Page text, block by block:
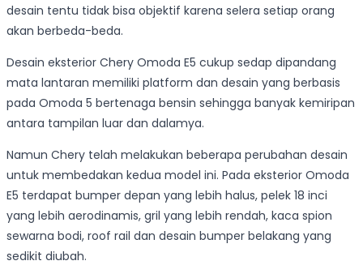
desain tentu tidak bisa objektif karena selera setiap orang
akan berbeda-beda.
Desain eksterior Chery Omoda E5 cukup sedap dipandang
mata lantaran memiliki platform dan desain yang berbasis
pada Omoda 5 bertenaga bensin sehingga banyak kemiripan
antara tampilan luar dan dalamya.
Namun Chery telah melakukan beberapa perubahan desain
untuk membedakan kedua model ini. Pada eksterior Omoda
E5 terdapat bumper depan yang lebih halus, pelek 18 inci
yang lebih aerodinamis, gril yang lebih rendah, kaca spion
sewarna bodi, roof rail dan desain bumper belakang yang
sedikit diubah.